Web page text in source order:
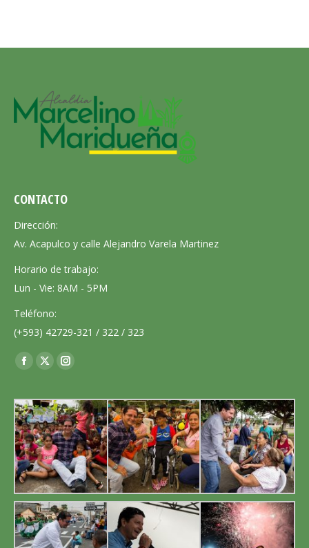
CONTACTO
Dirección:
Av. Acapulco y calle Alejandro Varela Martinez
Horario de trabajo:
Lun - Vie: 8AM - 5PM
Teléfono:
(+593) 42729-321 / 322 / 323
Encuéntranos en:
Facebook
opens
in
new
window
X
opens
in
new
window
Instagram
opens
in
new
window